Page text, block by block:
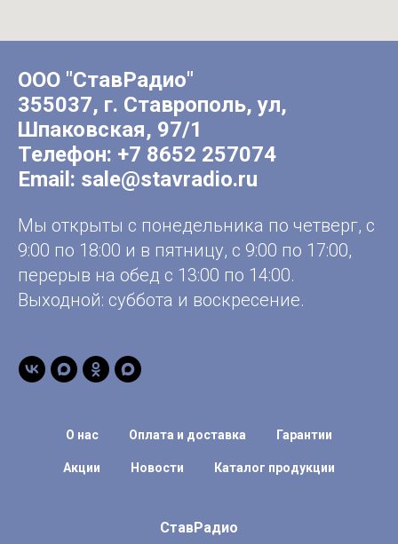
ООО "СтавРадио"
355037, г. Ставрополь, ул,
Шпаковская, 97/1
Телефон: +7 8652 257074
Email: sale@stavradio.ru
Мы открыты с понедельника по четверг, с
9:00 по 18:00 и в пятницу, с 9:00 по 17:00,
перерыв на обед с 13:00 по 14:00.
Выходной: суббота и воскресение.
О нас Оплата и доставка Гарантии
Акции Новости Каталог продукции
СтавРадио